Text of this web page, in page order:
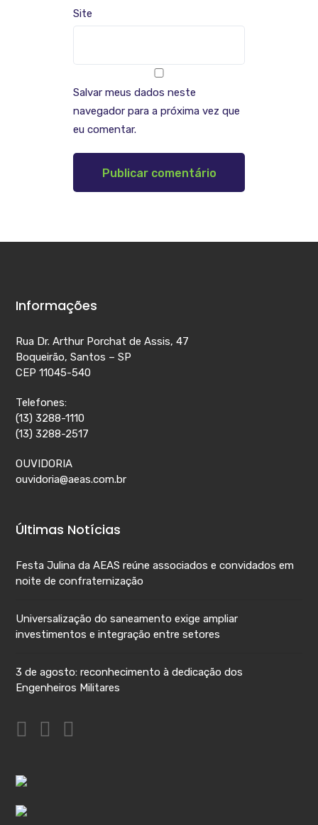
Site
Salvar meus dados neste
navegador para a próxima vez que
eu comentar.
Informações
Rua Dr. Arthur Porchat de Assis, 47
Boqueirão, Santos – SP
CEP 11045-540
Telefones:
(13) 3288-1110
(13) 3288-2517
OUVIDORIA
ouvidoria@aeas.com.br
Últimas Notícias
Festa Julina da AEAS reúne associados e convidados em
noite de confraternização
Universalização do saneamento exige ampliar
investimentos e integração entre setores
3 de agosto: reconhecimento à dedicação dos
Engenheiros Militares